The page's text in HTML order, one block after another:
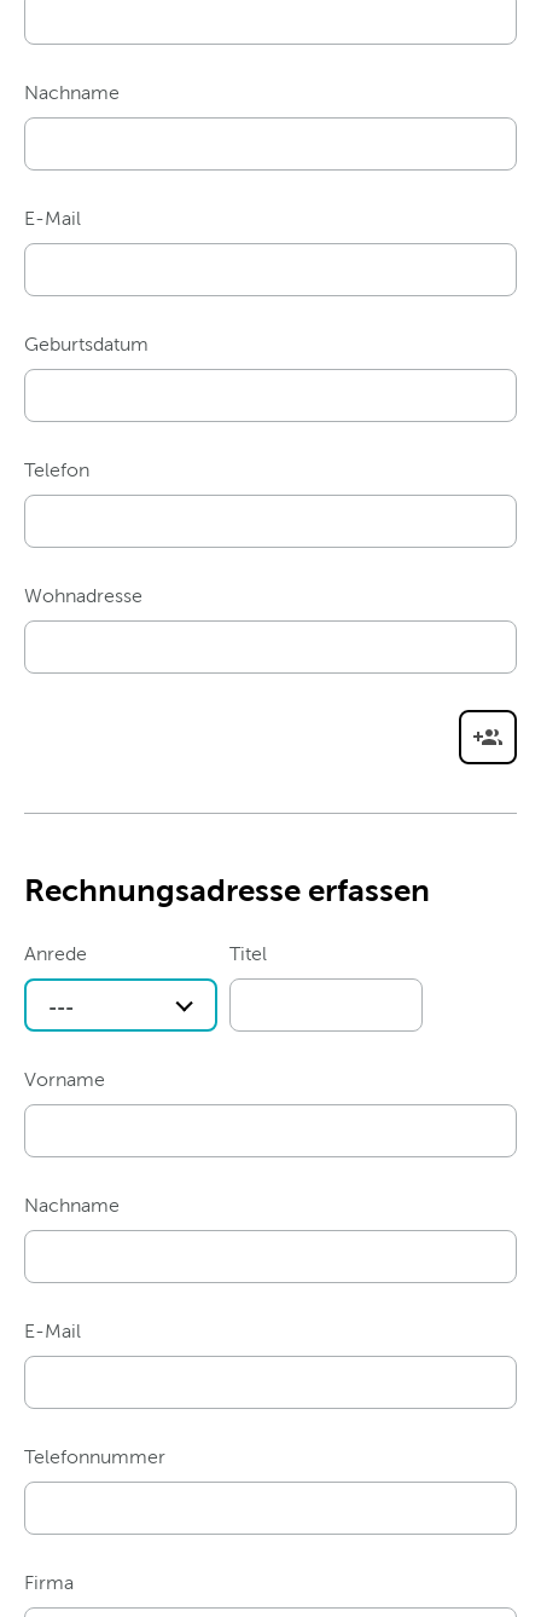
Nachname
E-Mail
Geburtsdatum
Telefon
Wohnadresse
Rechnungsadresse erfassen
Anrede
---
Titel
Vorname
Nachname
E-Mail
Telefonnummer
Firma